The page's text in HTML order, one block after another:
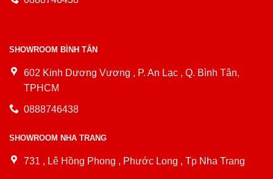
SHOWROOM BÌNH TÂN
602 Kinh Dương Vương , P. An Lạc , Q. Bình Tân,
TPHCM
0888746438
SHOWROOM NHA TRANG
731 , Lê Hồng Phong , Phước Long , Tp Nha Trang